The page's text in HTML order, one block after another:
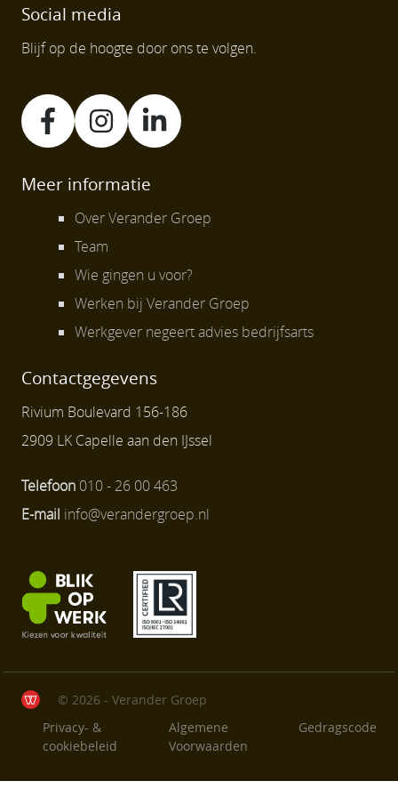
Social media
Blijf op de hoogte door ons te volgen.
Meer informatie
Over Verander Groep
Team
Wie gingen u voor?
Werken bij Verander Groep
Werkgever negeert advies bedrijfsarts
Contactgegevens
Rivium Boulevard 156-186
2909 LK Capelle aan den IJssel
Telefoon 010 - 26 00 463
E-mail info@verandergroep.nl
© 2026 - Verander Groep
Privacy- &
cookiebeleid
Algemene
Voorwaarden
Gedragscode